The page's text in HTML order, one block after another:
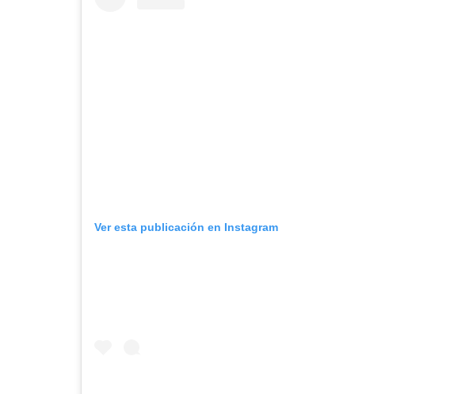
Ver esta publicación en Instagram